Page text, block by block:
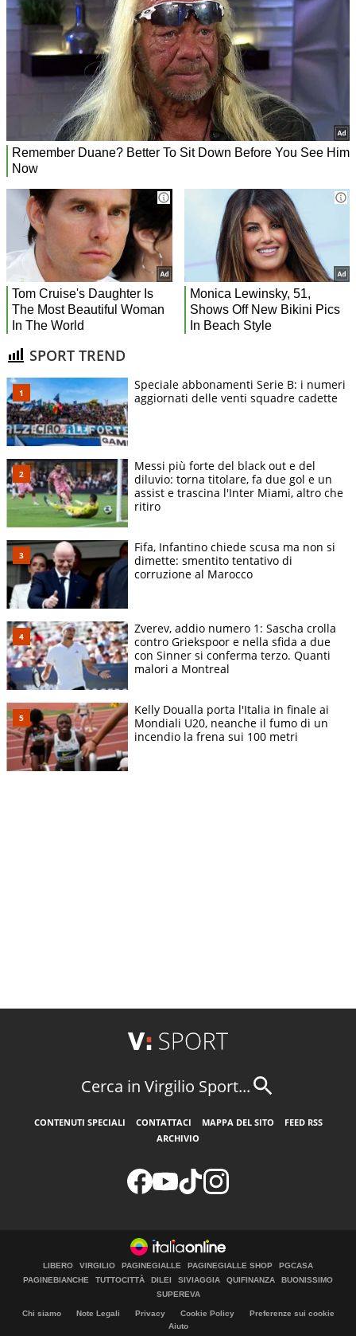
SPORT TREND
Speciale abbonamenti Serie B: i numeri
aggiornati delle venti squadre cadette
Messi più forte del black out e del
diluvio: torna titolare, fa due gol e un
assist e trascina l'Inter Miami, altro che
ritiro
Fifa, Infantino chiede scusa ma non si
dimette: smentito tentativo di
corruzione al Marocco
Zverev, addio numero 1: Sascha crolla
contro Griekspoor e nella sfida a due
con Sinner si conferma terzo. Quanti
malori a Montreal
Kelly Doualla porta l'Italia in finale ai
Mondiali U20, neanche il fumo di un
incendio la frena sui 100 metri
Cerca in Virgilio Sport...
CONTENUTI SPECIALI CONTATTACI MAPPA DEL SITO
FEED RSS
ARCHIVIO
LIBERO VIRGILIO PAGINEGIALLE PAGINEGIALLE SHOP
PGCASA
PAGINEBIANCHE
TUTTOCITTÀ DILEI SIVIAGGIA QUIFINANZA
BUONISSIMO
SUPEREVA
Chi siamo Note Legali Privacy Cookie Policy
Preferenze sui cookie
Aiuto